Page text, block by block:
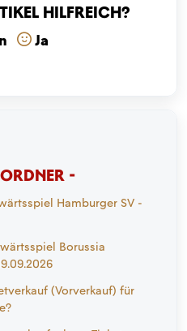
hilfreich?
Ja
-
Hamburger SV -
Borussia
(Vorverkauf) für